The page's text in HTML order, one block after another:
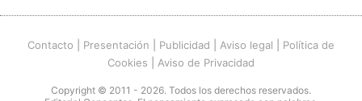
Contacto Presentación Publicidad Aviso legal
Política de
Cookies
Aviso de Privacidad
Copyright © 2011 - 2026. Todos los derechos reservados.